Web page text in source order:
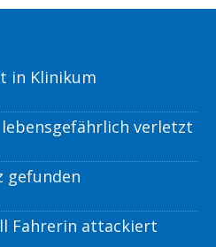
in Klinikum
verletzt
gefunden
Fahrerin attackiert